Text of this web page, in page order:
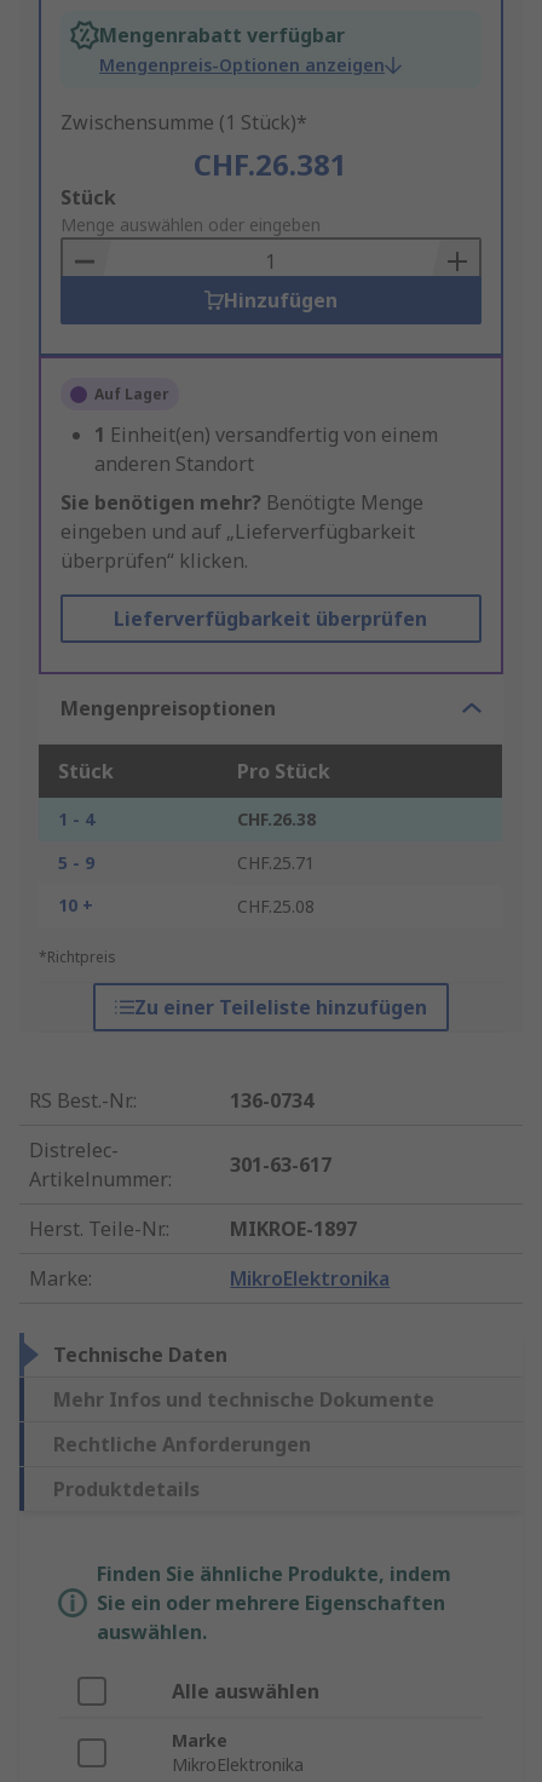
Mengenrabatt verfügbar
Mengenpreis-Optionen anzeigen
Zwischensumme (1 Stück)*
CHF.26.381
Add
to
Basket
Stück
Menge auswählen oder eingeben
Hinzufügen
Auf Lager
1 Einheit(en) versandfertig von einem
anderen Standort
Sie benötigen mehr? Benötigte Menge
eingeben und auf „Lieferverfügbarkeit
überprüfen“ klicken.
Lieferverfügbarkeit überprüfen
Mengenpreisoptionen
Stück Pro Stück
1 - 4
CHF.26.38
5 - 9
CHF.25.71
10 +
CHF.25.08
*Richtpreis
Zu einer Teileliste hinzufügen
RS Best.-Nr.:
136-0734
Distrelec-
Artikelnummer:
301-63-617
Herst. Teile-Nr.:
MIKROE-1897
Marke: MikroElektronika
Technische Daten
Mehr Infos und technische Dokumente
Rechtliche Anforderungen
Produktdetails
Finden Sie ähnliche Produkte, indem
Sie ein oder mehrere Eigenschaften
auswählen.
Alle auswählen
Marke
MikroElektronika